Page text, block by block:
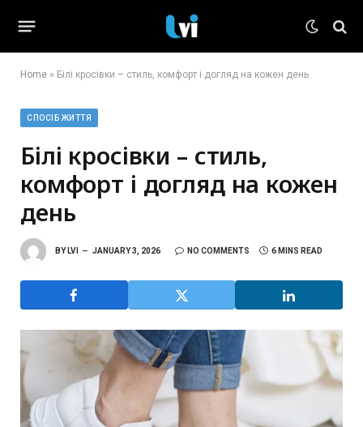
Home » Білі кросівки – стиль, комфорт і догляд на кожен день
СПОСІБ ЖИТТЯ
Білі кросівки – стиль,
комфорт і догляд на кожен
день
BY LVI JANUARY 3, 2026 NO COMMENTS 6 MINS READ